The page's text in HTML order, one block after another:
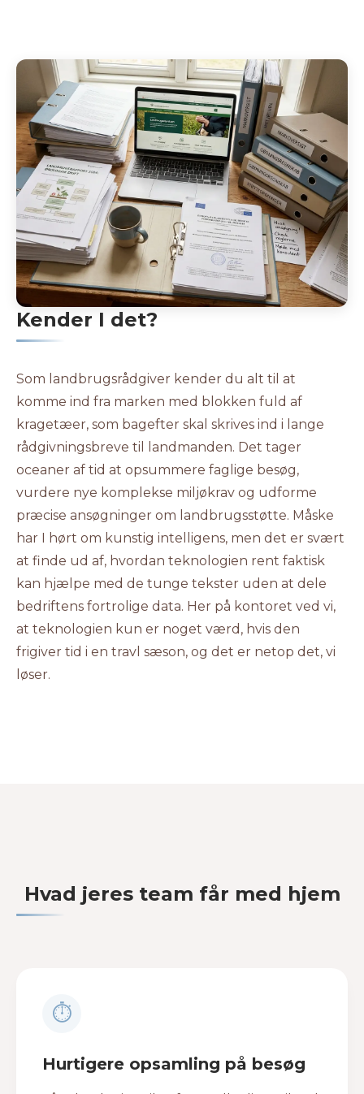
Kender I det?
Som landbrugsrådgiver kender du alt til at
komme ind fra marken med blokken fuld af
kragetæer, som bagefter skal skrives ind i lange
rådgivningsbreve til landmanden. Det tager
oceaner af tid at opsummere faglige besøg,
vurdere nye komplekse miljøkrav og udforme
præcise ansøgninger om landbrugsstøtte. Måske
har I hørt om kunstig intelligens, men det er svært
at finde ud af, hvordan teknologien rent faktisk
kan hjælpe med de tunge tekster uden at dele
bedriftens fortrolige data. Her på kontoret ved vi,
at teknologien kun er noget værd, hvis den
frigiver tid i en travl sæson, og det er netop det, vi
løser.
Hvad jeres team får med hjem
⏱
Hurtigere opsamling på besøg